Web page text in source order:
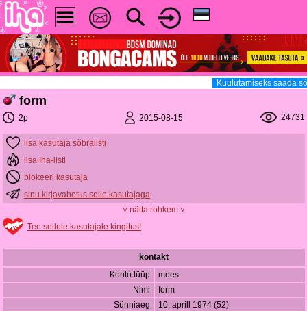
Kuulutamiseks saada
form
2p 2015-08-15 24731
lisa kasutaja sõbralisti
lisa Iha-listi
blokeeri kasutaja
sinu kirjavahetus selle kasutajaga
˅ näita rohkem ˅
Tee sellele kasutajale kingitus!
kontakt
Konto tüüp
mees
Nimi
form
Sünniaeg
10. aprill 1974 (52)